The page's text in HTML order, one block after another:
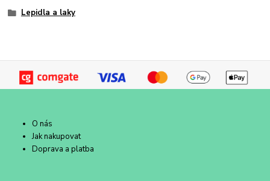
Lepidla a laky
O nás
Jak nakupovat
Doprava a platba